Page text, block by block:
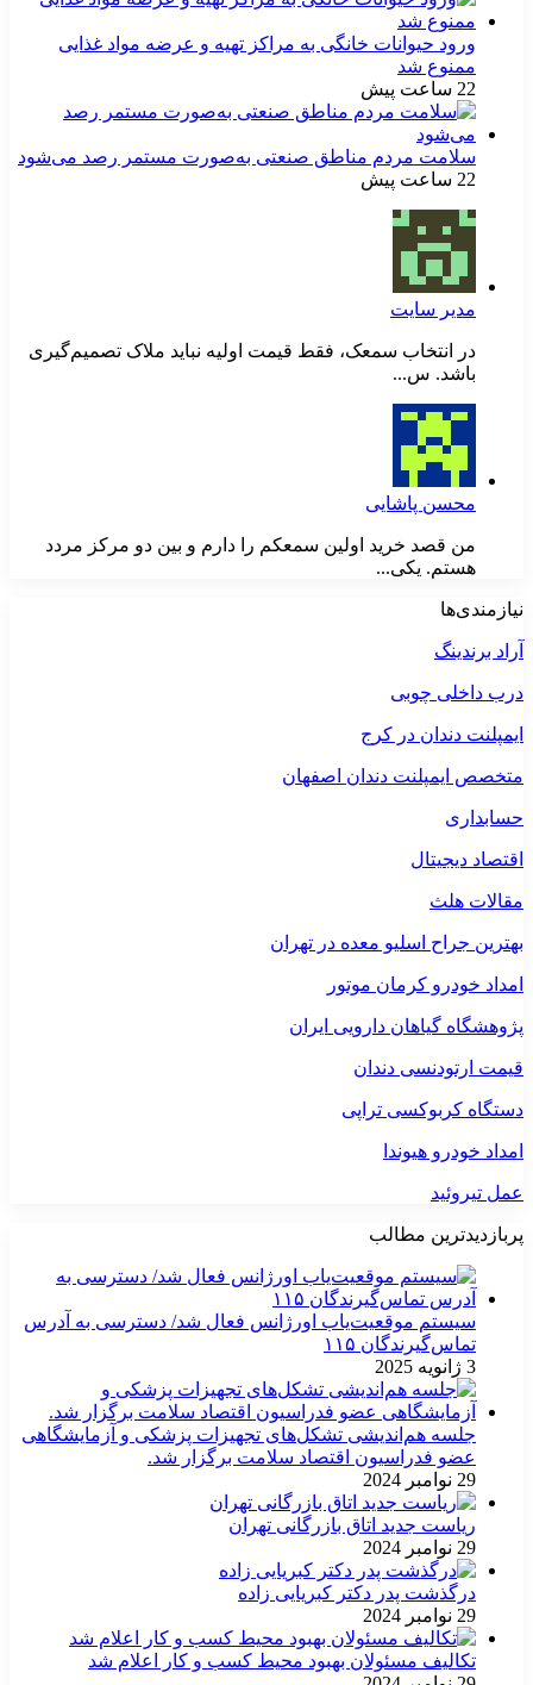
ورود حیوانات خانگی به مراکز تهیه و عرضه مواد غذایی
ممنوع شد
22 ساعت پیش
سلامت مردم مناطق صنعتی به‌صورت مستمر رصد می‌شود
22 ساعت پیش
مدیر سایت
در انتخاب سمعک، فقط قیمت اولیه نباید ملاک تصمیم‌گیری
باشد. س...
محسن پاشایی
من قصد خرید اولین سمعکم را دارم و بین دو مرکز مردد
هستم. یکی...
نیازمندی‌ها
آراد برندینگ
درب داخلی چوبی
ایمپلنت دندان در کرج
متخصص ایمپلنت دندان اصفهان
حسابداری
اقتصاد دیجیتال
مقالات هلث
بهترین جراح اسلیو معده در تهران
امداد خودرو کرمان موتور
پژوهشگاه گیاهان دارویی ایران
قیمت ارتودنسی دندان
دستگاه کربوکسی تراپی
امداد خودرو هیوندا
عمل تیروئید
پربازدیدترین مطالب
سیستم موقعیت‌یاب اورژانس فعال شد/ دسترسی به آدرس
تماس‌گیرندگان ۱۱۵
3 ژانویه 2025
جلسه هم‌اندیشی تشکل‌های تجهیزات پزشکی و آزمایشگاهی
عضو فدراسیون اقتصاد سلامت برگزار شد.
29 نوامبر 2024
ریاست جدید اتاق بازرگانی تهران
29 نوامبر 2024
درگذشت پدر دکتر کبریایی زاده
29 نوامبر 2024
تکالیف مسئولان بهبود محیط کسب و کار اعلام شد